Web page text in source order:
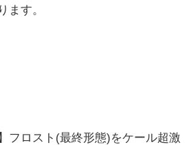
ます。
フロスト(最終形態)をケール超激